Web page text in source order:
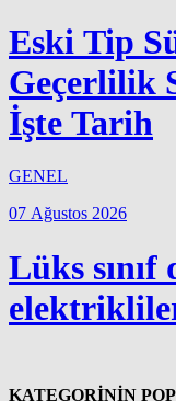
Eski Tip
Geçerlilik
İşte Tarih
GENEL
07 Ağustos 2026
Lüks
KATEGORİNİN